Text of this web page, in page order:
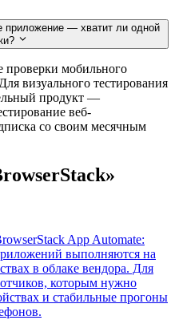
приложение — хватит ли одной
проверки мобильного
визуального тестирования
продукт —
веб-
со своим месячным
App Automate:
выполняются на
в облаке вендора. Для
которым нужно
и стабильные прогоны